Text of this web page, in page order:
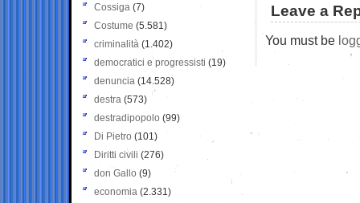
Leave a
You must be
Cossiga (7)
Costume (5.581)
criminalità (1.402)
democratici e progressisti (19)
denuncia (14.528)
destra (573)
destradipopolo (99)
Di Pietro (101)
Diritti civili (276)
don Gallo (9)
economia (2.331)